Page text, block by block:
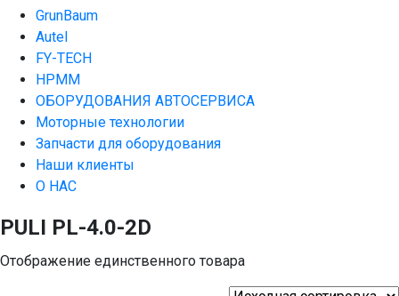
GrunBaum
Autel
FY-TECH
HPMM
ОБОРУДОВАНИЯ АВТОСЕРВИСА
Моторные технологии
Запчасти для оборудования
Наши клиенты
О НАС
PULI PL-4.0-2D
Отображение единственного товара